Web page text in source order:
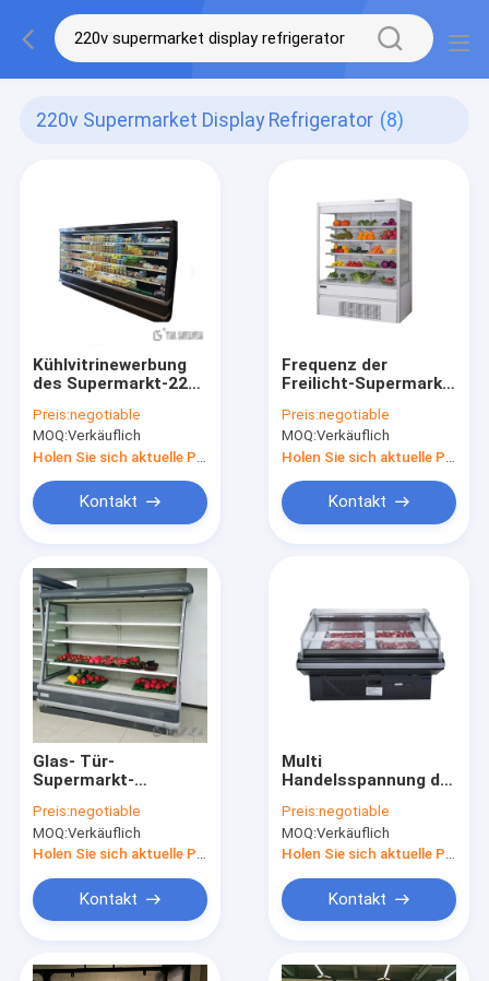
220v Supermarket Display Refrigerator (8)
Kühlvitrinewerbung
des Supermarkt-220v
Preis:negotiable
MOQ:Verkäuflich
Kontakt
Frequenz der
Freilicht-Supermarkt-
Temperatur-50hz
Preis:negotiable
MOQ:Verkäuflich
Kontakt
Glas- Tür-
Supermarkt-
für Getränk-Morden-
Art
Preis:negotiable
MOQ:Verkäuflich
Kontakt
Multi
Handelsspannung der
Kühlvitrine-780-
1980Liter der
Kapazitäts-12v
Preis:negotiable
MOQ:Verkäuflich
Kontakt